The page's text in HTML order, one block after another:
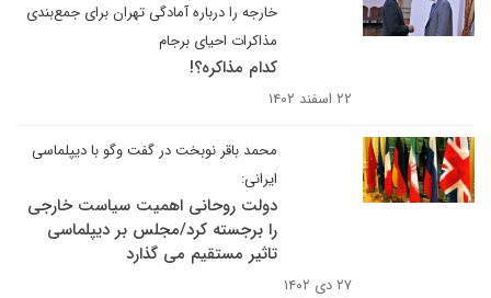
خارجه را درباره آمادگی تهران برای جمع‌بندی
مذاکرات احیای برجام
کدام مذاکره؟!
۲۲ اسفند ۱۴۰۲
محمد باقر نوبخت در گفت وگو با دیپلماسی
ایرانی:
دولت روحانی اهمیت سیاست خارجی
را برجسته کرد/مجلس بر دیپلماسی
تاثیر مستقیم می گذارد
۲۷ دی ۱۴۰۲